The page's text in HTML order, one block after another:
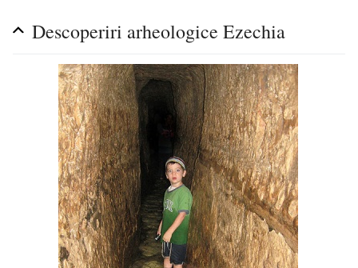
Descoperiri arheologice Ezechia